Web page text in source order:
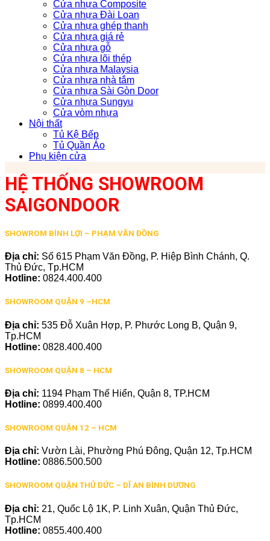
Cửa nhựa Composite
Cửa nhựa Đài Loan
Cửa nhựa ghép thanh
Cửa nhựa giá rẻ
Cửa nhựa gỗ
Cửa nhựa lõi thép
Cửa nhựa Malaysia
Cửa nhựa nhà tắm
Cửa nhựa Sài Gòn Door
Cửa nhựa Sungyu
Cửa vòm nhựa
Nội thất
Tủ Kệ Bếp
Tủ Quần Áo
Phụ kiện cửa
HỆ THỐNG SHOWROOM
SAIGONDOOR
SHOWROM BÌNH LỢI – PHẠM VĂN ĐỒNG
Địa chỉ: Số 615 Phạm Văn Đồng, P. Hiệp Bình Chánh, Q.
Thủ Đức, Tp.HCM
Hotline: 0824.400.400
SHOWROOM QUẬN 9 –HCM
Địa chỉ: 535 Đỗ Xuân Hợp, P. Phước Long B, Quận 9,
Tp.HCM
Hotline: 0828.400.400
SHOWROOM QUẬN 8 – HCM
Địa chỉ: 1194 Phạm Thế Hiển, Quận 8, TP.HCM
Hotline: 0899.400.400
SHOWROOM QUẬN 12 – HCM
Địa chỉ: Vườn Lài, Phường Phú Đông, Quận 12, Tp.HCM
Hotline: 0886.500.500
SHOWROOM QUẬN THỦ ĐỨC – DĨ AN BÌNH DƯƠNG
Địa chỉ: 21, Quốc Lộ 1K, P. Linh Xuân, Quận Thủ Đức,
Tp.HCM
Hotline: 0855.400.400